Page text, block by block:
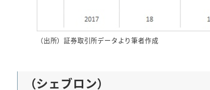
（出所）証券取引所データより筆者作成
（シェブロン）